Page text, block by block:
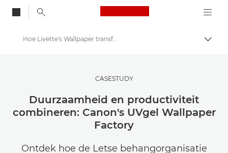
Canon Logo, back
Oplossingen en services
Inzichten
Zakelijke Case Studies
Hoe Livette's Wallpaper transformeerde met UVgel Wallpaper Factory
CASESTUDY
Duurzaamheid en productiviteit
combineren: Canon's UVgel Wallpaper
Factory
Ontdek hoe de Letse behangorganisatie